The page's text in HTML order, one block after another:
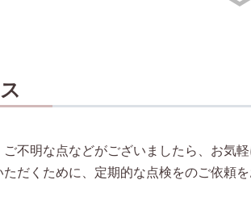
不明な点などがございましたら、お気軽
だくために、定期的な点検をのご依頼を